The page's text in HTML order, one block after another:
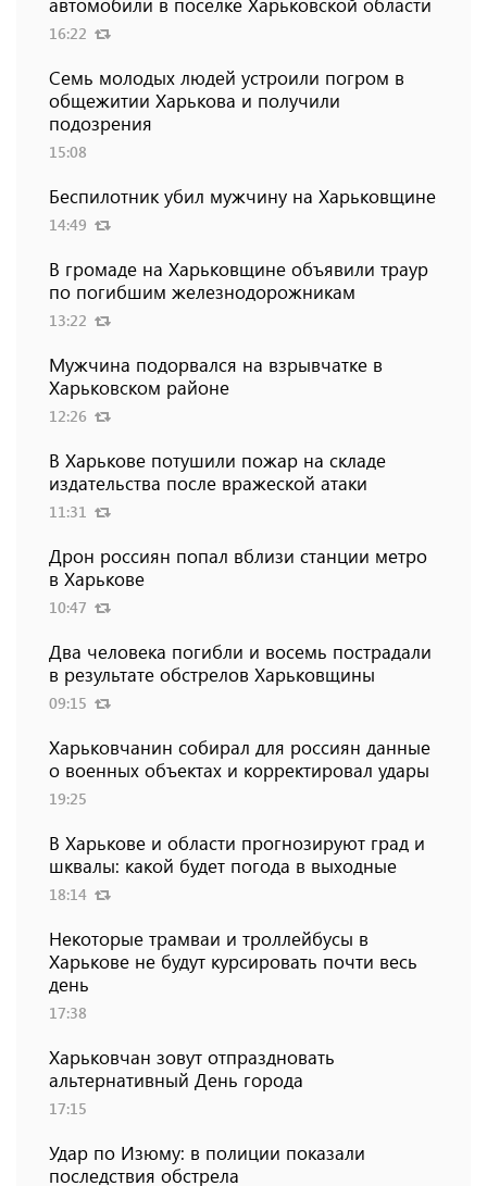
16:22
Семь молодых людей устроили погром в
общежитии Харькова и получили
подозрения
15:08
Беспилотник убил мужчину на Харьковщине
14:49
В громаде на Харьковщине объявили траур
по погибшим железнодорожникам
13:22
Мужчина подорвался на взрывчатке в
Харьковском районе
12:26
В Харькове потушили пожар на складе
издательства после вражеской атаки
11:31
Дрон россиян попал вблизи станции метро
в Харькове
10:47
Два человека погибли и восемь пострадали
в результате обстрелов Харьковщины
09:15
Харьковчанин собирал для россиян данные
о военных объектах и ​​корректировал удары
19:25
В Харькове и области прогнозируют град и
шквалы: какой будет погода в выходные
18:14
Некоторые трамваи и троллейбусы в
Харькове не будут курсировать почти весь
день
17:38
Харьковчан зовут отпраздновать
альтернативный День города
17:15
Удар по Изюму: в полиции показали
последствия обстрела